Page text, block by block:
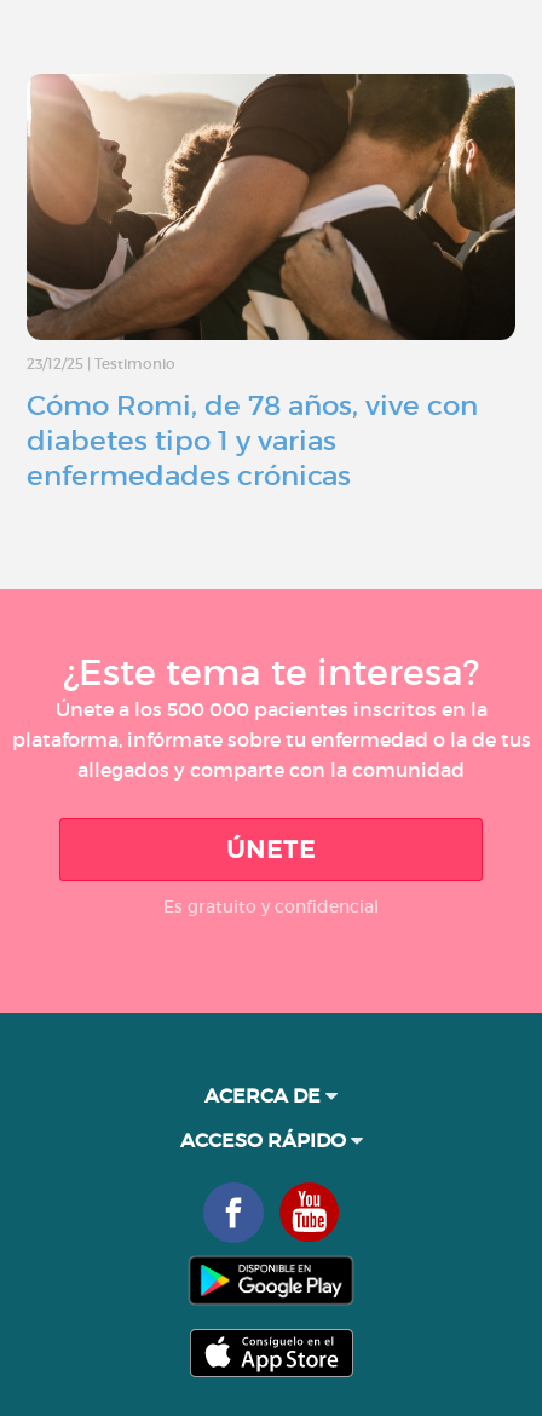
23/12/25 | Testimonio
Cómo Romi, de 78 años, vive con
diabetes tipo 1 y varias
enfermedades crónicas
¿Este tema te interesa?
Únete a los 500 000 pacientes inscritos en la
plataforma, infórmate sobre tu enfermedad o la de tus
allegados y comparte con la comunidad
ÚNETE
Es gratuito y confidencial
ACERCA DE
ACCESO RÁPIDO